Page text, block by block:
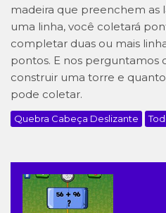
madeira que preenchem as
uma linha, você coletará
completar duas ou mais
pontos. E nos perguntamos
construir uma torre e
pode coletar.
Quebra Cabeça Deslizante